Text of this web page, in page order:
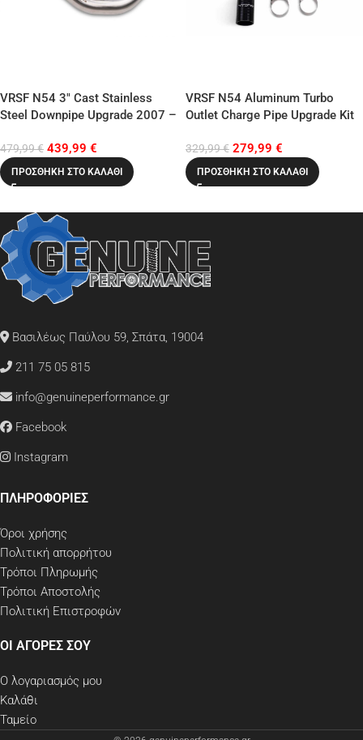
VRSF N54 3″ Cast Stainless
Steel Downpipe Upgrade 2007 –
BMW 135i
479,99€ 439,99 €
ΠΡΟΣΘΉΚΗ ΣΤΟ ΚΑΛΆΘΙ
VRSF N54 Aluminum Turbo
Outlet Charge Pipe Upgrade Kit
329,99€ 279,99 €
ΠΡΟΣΘΉΚΗ ΣΤΟ ΚΑΛΆΘΙ
Βασιλέως Παύλου 59, Σπάτα, 19004
211 75 05 815
info@genuineperformance.gr
Facebook
Instagram
ΠΛΗΡΟΦΟΡΙΕΣ
Όροι χρήσης
Πολιτική απορρήτου
Τρόποι Πληρωμής
Τρόποι Αποστολής
Πολιτική Επιστροφών
ΟΙ ΑΓΟΡΕΣ ΣΟΥ
Ο λογαριασμός μου
Καλάθι
Ταμείο